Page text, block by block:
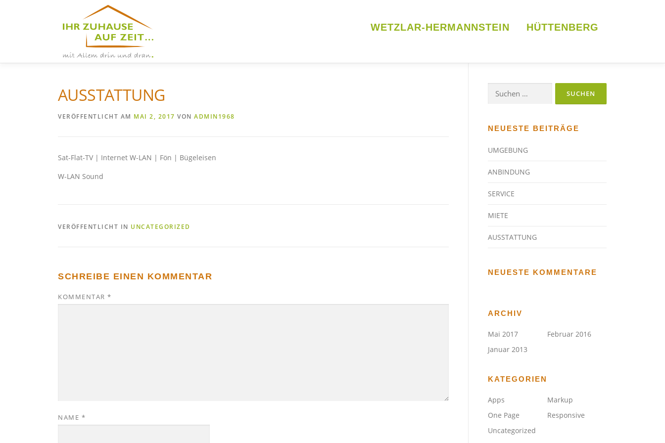
WETZLAR-HERMANNSTEIN HÜTTENBERG
AUSSTATTUNG
VERÖFFENTLICHT AM MAI 2, 2017 VON ADMIN1968
Sat-Flat-TV | Internet W-LAN | Fön | Bügeleisen
W-LAN Sound
VERÖFFENTLICHT IN UNCATEGORIZED
SCHREIBE EINEN KOMMENTAR
KOMMENTAR *
NAME *
Suchen
nach:
NEUESTE BEITRÄGE
UMGEBUNG
ANBINDUNG
SERVICE
MIETE
AUSSTATTUNG
NEUESTE KOMMENTARE
ARCHIV
Mai 2017
Februar 2016
Januar 2013
KATEGORIEN
Apps
Markup
One Page
Responsive
Uncategorized